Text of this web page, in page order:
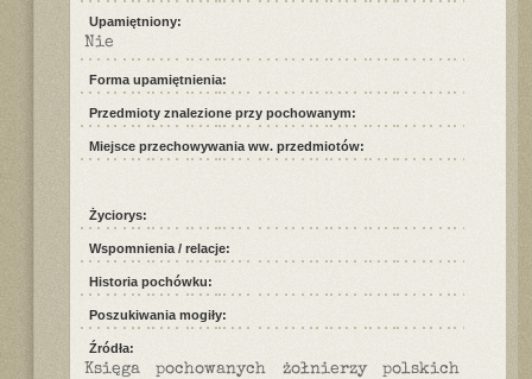
Upamiętniony:
Nie
Forma upamiętnienia:
Przedmioty znalezione przy pochowanym:
Miejsce przechowywania ww. przedmiotów:
Życiorys:
Wspomnienia / relacje:
Historia pochówku:
Poszukiwania mogiły:
Źródła:
Księga pochowanych żołnierzy polskich